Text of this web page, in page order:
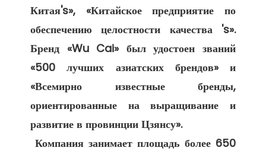
Китая's», «Китайское предприятие по
обеспечению целостности качества 's».
Бренд «Wu Cai» был удостоен званий
«500 лучших азиатских брендов» и
«Всемирно известные бренды,
ориентированные на выращивание и
развитие в провинции Цзянсу».
Компания занимает площадь более 650